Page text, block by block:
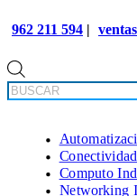
962 211 594 |
de
productos
Computo
Networking